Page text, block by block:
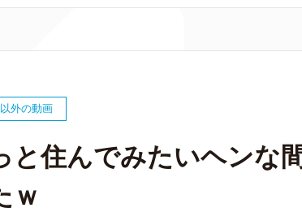
外の動画
と住んでみたいヘンな
ｗ